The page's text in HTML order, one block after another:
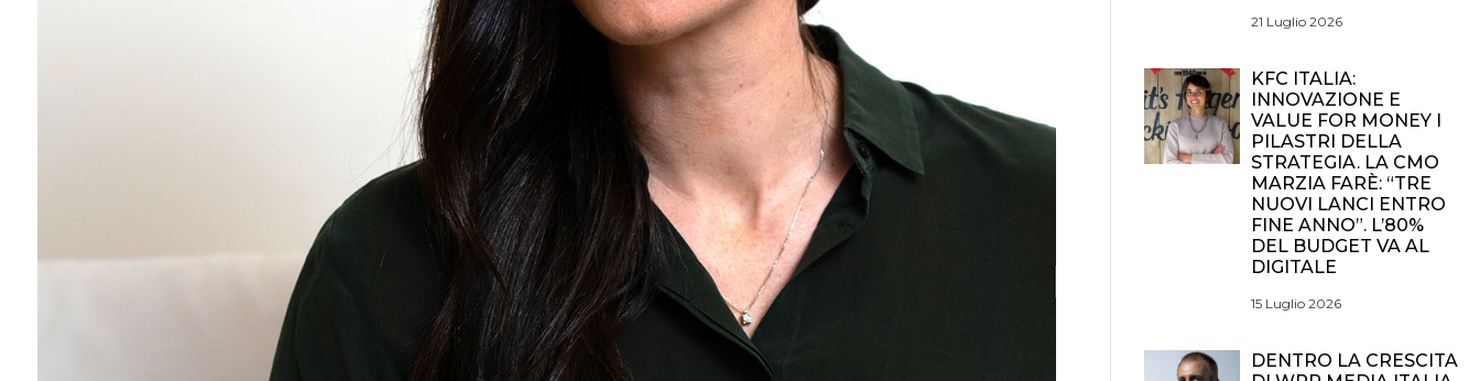
21 Luglio 2026
KFC ITALIA:
INNOVAZIONE E
VALUE FOR MONEY I
PILASTRI DELLA
STRATEGIA. LA CMO
MARZIA FARÈ: “TRE
NUOVI LANCI ENTRO
FINE ANNO”. L’80%
DEL BUDGET VA AL
DIGITALE
15 Luglio 2026
DENTRO LA CRESCITA